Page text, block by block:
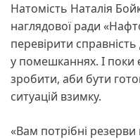
Натомість Наталія
наглядової ради
перевірити
у помешканнях. І
зробити, аби бути
ситуацій взимку.
«Вам потрібні